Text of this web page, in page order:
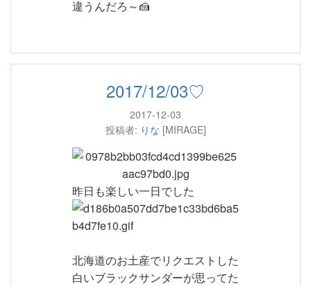
違うんだろ～🍰
2017/12/03♡
2017-12-03
投稿者: りな [MIRAGE]
昨日も楽しい一日でした
北海道のお土産でリクエストした
白いブラックサンダーが思ってた